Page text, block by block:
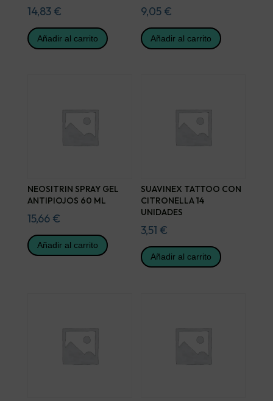
14,83 €
Añadir al carrito
9,05 €
Añadir al carrito
NEOSITRIN SPRAY GEL
ANTIPIOJOS 60 ML
15,66 €
Añadir al carrito
SUAVINEX TATTOO CON
CITRONELLA 14
UNIDADES
3,51 €
Añadir al carrito